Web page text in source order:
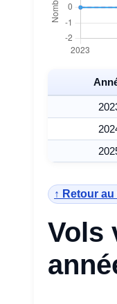
↑ Retour
Vols